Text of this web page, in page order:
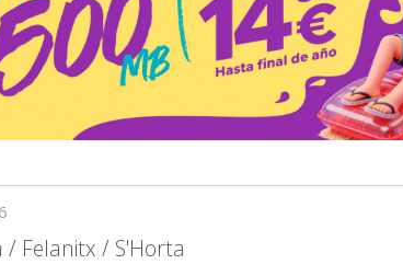
/ Felanitx / S'Horta